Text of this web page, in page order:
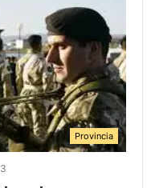
Provincia